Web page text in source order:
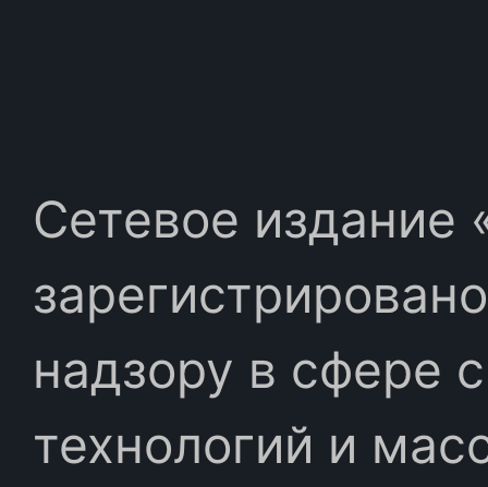
Сетевое издание
надзору в сфере
технологий и